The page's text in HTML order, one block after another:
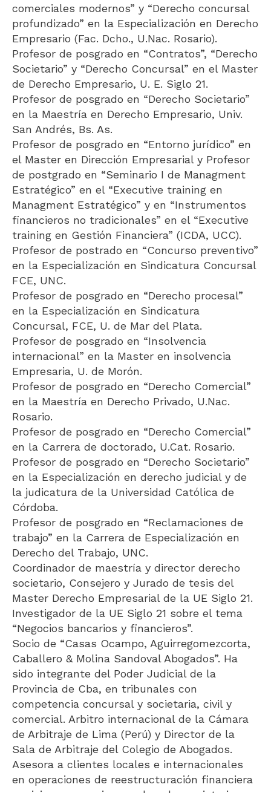
comerciales modernos” y “Derecho concursal
profundizado” en la Especialización en Derecho
Empresario (Fac. Dcho., U.Nac. Rosario).
Profesor de posgrado en “Contratos”, “Derecho
Societario” y “Derecho Concursal” en el Master
de Derecho Empresario, U. E. Siglo 21.
Profesor de posgrado en “Derecho Societario”
en la Maestría en Derecho Empresario, Univ.
San Andrés, Bs. As.
Profesor de posgrado en “Entorno jurídico” en
el Master en Dirección Empresarial y Profesor
de postgrado en “Seminario I de Managment
Estratégico” en el “Executive training en
Managment Estratégico” y en “Instrumentos
financieros no tradicionales” en el “Executive
training en Gestión Financiera” (ICDA, UCC).
Profesor de postrado en “Concurso preventivo”
en la Especialización en Sindicatura Concursal
FCE, UNC.
Profesor de posgrado en “Derecho procesal”
en la Especialización en Sindicatura
Concursal, FCE, U. de Mar del Plata.
Profesor de posgrado en “Insolvencia
internacional” en la Master en insolvencia
Empresaria, U. de Morón.
Profesor de posgrado en “Derecho Comercial”
en la Maestría en Derecho Privado, U.Nac.
Rosario.
Profesor de posgrado en “Derecho Comercial”
en la Carrera de doctorado, U.Cat. Rosario.
Profesor de posgrado en “Derecho Societario”
en la Especialización en derecho judicial y de
la judicatura de la Universidad Católica de
Córdoba.
Profesor de posgrado en “Reclamaciones de
trabajo” en la Carrera de Especialización en
Derecho del Trabajo, UNC.
Coordinador de maestría y director derecho
societario, Consejero y Jurado de tesis del
Master Derecho Empresarial de la UE Siglo 21.
Investigador de la UE Siglo 21 sobre el tema
“Negocios bancarios y financieros”.
Socio de “Casas Ocampo, Aguirregomezcorta,
Caballero & Molina Sandoval Abogados”. Ha
sido integrante del Poder Judicial de la
Provincia de Cba, en tribunales con
competencia concursal y societaria, civil y
comercial. Arbitro internacional de la Cámara
de Arbitraje de Lima (Perú) y Director de la
Sala de Arbitraje del Colegio de Abogados.
Asesora a clientes locales e internacionales
en operaciones de reestructuración financiera